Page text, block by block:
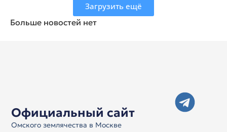
Загрузить ещё
Больше новостей нет
Официальный сайт
Омского землячества в Москве